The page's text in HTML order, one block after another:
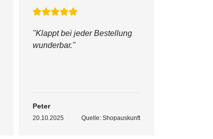
"Klappt bei jeder Bestellung
wunderbar."
Peter
20.10.2025 Quelle: Shopauskunft